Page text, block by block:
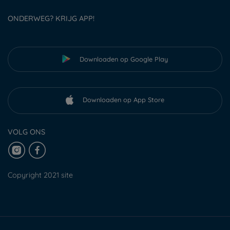
ONDERWEG? KRIJG APP!
Downloaden op Google Play
Downloaden op App Store
VOLG ONS
Copyright 2021 site